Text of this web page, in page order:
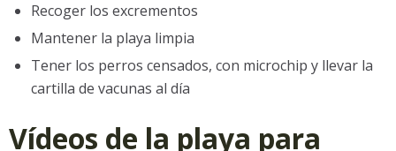
Recoger los excrementos
Mantener la playa limpia
Tener los perros censados, con microchip y llevar la
cartilla de vacunas al día
Vídeos de la playa para